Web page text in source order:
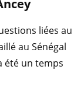
liées au
au Sénégal
été un temps